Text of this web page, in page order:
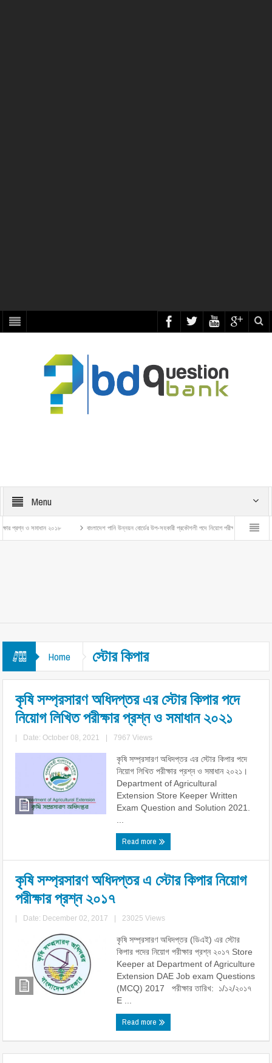
Menu
ও সমাধান ২০১৮ বাংলাদেশ পানি উন্নয়ন বোর্ডের উপ-সহকারী প্রকৌশলী পদে নিয়োগ পরীক্ষার প্রশ্ন ও সমাধান –
Home স্টোর কিপার
কৃষি সম্প্রসারণ অধিদপ্তর এর স্টোর কিপার পদে
নিয়োগ লিখিত পরীক্ষার প্রশ্ন ও সমাধান ২০২১
Date: October 08, 2021 7967 Views
কৃষি সম্প্রসারণ অধিদপ্তর এর স্টোর কিপার পদে
নিয়োগ লিখিত পরীক্ষার প্রশ্ন ও সমাধান ২০২১।
Department of Agricultural
Extension Store Keeper Written
Exam Question and Solution 2021.
Read more
কৃষি সম্প্রসারণ অধিদপ্তর এ স্টোর কিপার নিয়োগ
পরীক্ষার প্রশ্ন ২০১৭
Date: December 02, 2017 23025 Views
কৃষি সম্প্রসারণ অধিদপ্তর (ডিএই) এর স্টোর
কিপার পদের নিয়োগ পরীক্ষার প্রশ্ন ২০১৭ Store
Keeper at Department of Agriculture
Extension DAE Job exam Questions
(MCQ) 2017 পরীক্ষার তারিখ: ১/১২/২০১৭
E ...
Read more